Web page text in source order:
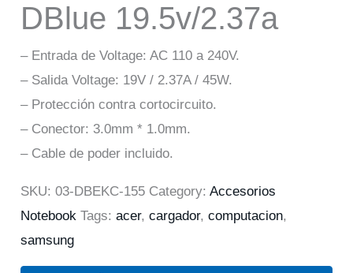
DBlue 19.5v/2.37a
– Entrada de Voltage: AC 110 a 240V.
– Salida Voltage: 19V / 2.37A / 45W.
– Protección contra cortocircuito.
– Conector: 3.0mm * 1.0mm.
– Cable de poder incluido.
SKU:03-DBEKC-155 Category:Accesorios
Notebook Tags:acer,cargador,computacion,
samsung